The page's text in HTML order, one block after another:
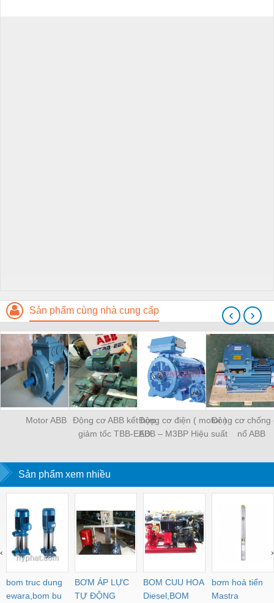
Sản phẩm cùng nhà cung cấp
Motor ABB
Động cơ ABB kết hợp
giảm tốc TBB-EED
Động cơ điện ( motor )
ABB – M3BP Hiệu suất
Động cơ chống
nổ ABB
‹ ›
Sản phẩm xem nhiều
bom truc dung
ewara,bom bu
BƠM ÁP LỰC
TỰ ĐỘNG
BOM CUU HOA
Diesel,BOM
bơm hoả tiển
Mastra
‹ ›